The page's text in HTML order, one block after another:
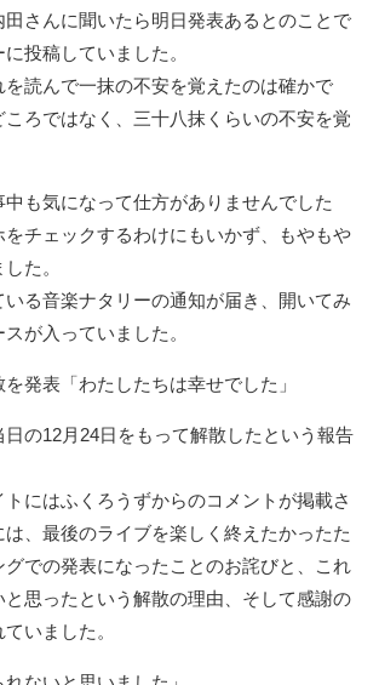
田さんに聞いたら明日発表あるとのことで
投稿していました。
を読んで一抹の不安を覚えたのは確かで
ろではなく、三十八抹くらいの不安を覚
も気になって仕方がありませんでした
をチェックするわけにもいかず、もやもや
た。
いる音楽ナタリーの通知が届き、開いてみ
が入っていました。
発表「わたしたちは幸せでした」
日の12月24日をもって解散したという報告
にはふくろうずからのコメントが掲載さ
、最後のライブを楽しく終えたかったた
での発表になったことのお詫びと、これ
と思ったという解散の理由、そして感謝の
いました。